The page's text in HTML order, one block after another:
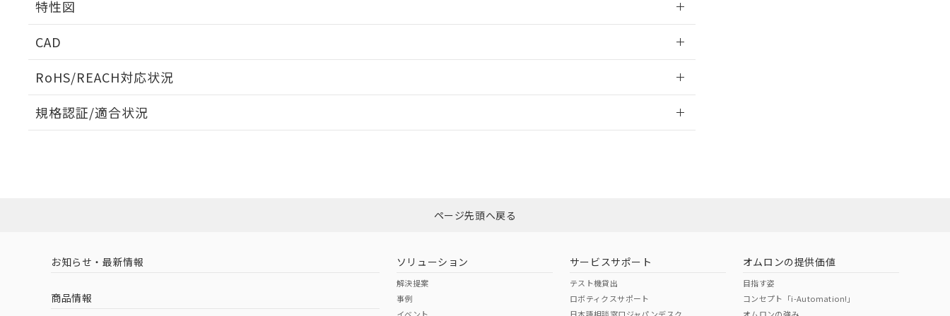
特性図
CAD
RoHS/REACH対応状況
EU RoHS 注意事項・凡例
ダウンロードはこちら
中国 RoHS 注意事項・凡例
規格認証/適合状況
（イギリス
（ノルウェー
（日本
（アメリカ
ページ先頭へ戻る
お知らせ・最新情報
商品情報
ソリューション
解決提案
事例
サービスサポート
テスト機貸出
ロボティクスサポート
オムロンの提供価値
目指す姿
コンセプト「i-Automation!」